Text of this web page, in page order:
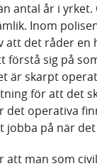
antal år i yrket.
Inom
att det råder en
förstå sig på
är skarpt
för att det
det operativa
jobba på när
att man som